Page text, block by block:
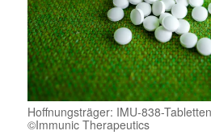
Hoffnungsträger: IMU-838-
©Immunic Therapeutics